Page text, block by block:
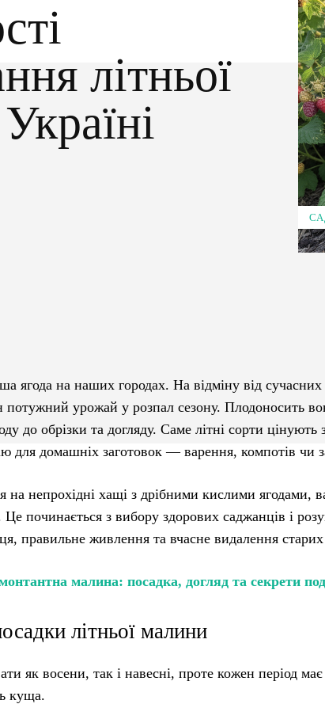
літньої
на наших городах. На відміну від сучасних
урожай у розпал сезону. Плодоносить
до обрізки та догляду. Саме літні сорти
для домашніх заготовок — варення, компотів чи
непрохідні хащі з дрібними кислими ягодами,
починається з вибору здорових саджанців і
правильне живлення та вчасне видалення старих
малина: посадка, догляд та секрети
літньої малини
як восени, так і навесні, проте кожен період
куща.